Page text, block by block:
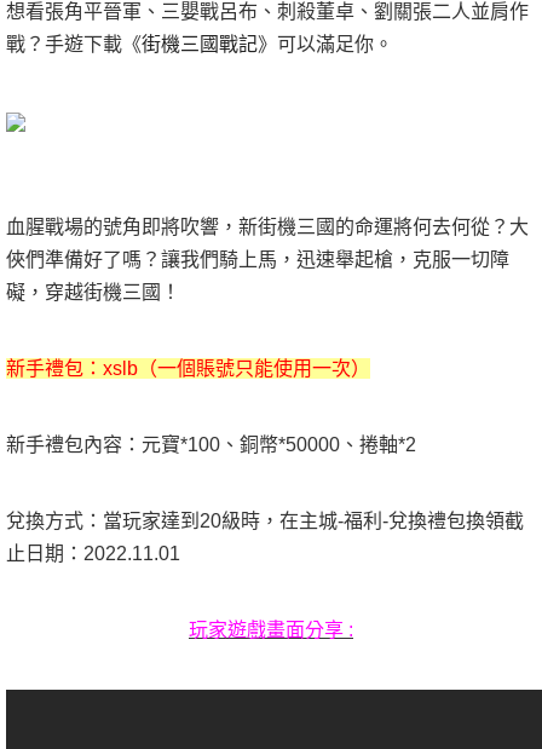
想看張角平晉軍、三嬰戰呂布、刺殺董卓、劉關張二人並肩作
戰？手遊下載 《街機三國戰記》 可以滿足你。
血腥戰場的號角即將吹響，新街機三國的命運將何去何從？大
俠們準備好了嗎？讓我們騎上馬，迅速舉起槍，克服一切障
礙，穿越街機三國！
新手禮包：xslb（一個賬號只能使用一次）
新手禮包內容：元寶*100、銅幣*50000、捲軸*2
兌換方式：當玩家達到20級時，在主城-福利-兌換禮包換領截
止日期：2022.11.01
玩家遊戲畫面分享 :